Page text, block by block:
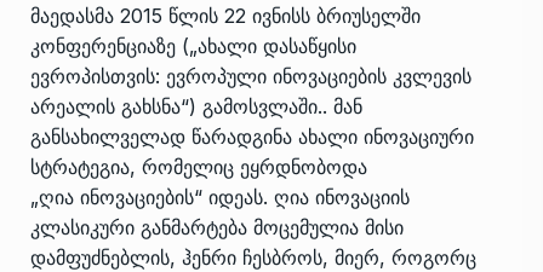
მაედასმა 2015 წლის 22 ივნისს ბრიუსელში
კონფერენციაზე („ახალი დასაწყისი
ევროპისთვის: ევროპული ინოვაციების კვლევის
არეალის გახსნა“) გამოსვლაში.. მან
განსახილველად წარადგინა ახალი ინოვაციური
სტრატეგია, რომელიც ეყრდნობოდა
„ღია ინოვაციების“ იდეას. ღია ინოვაციის
კლასიკური განმარტება მოცემულია მისი
დამფუძნებლის, ჰენრი ჩესბროს, მიერ, როგორც